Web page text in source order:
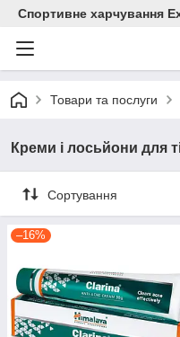
Спортивне харчування
Товари та послуги
Креми і лосьйони для
Сортування
–16%